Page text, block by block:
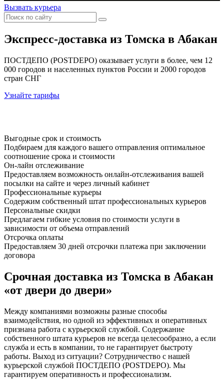
Вызвать курьера
Экспресс-доставка из Томска в Абакан
ПОСТДЕПО (POSTDEPO) оказывает услуги в более, чем 12
000 городов и населенных пунктов России и 2000 городов
стран СНГ
Узнайте тарифы
Выгодные срок и стоимость
Подбираем для каждого вашего отправления оптимальное
соотношение срока и стоимости
Он-лайн отслеживание
Предоставляем возможность онлайн-отслеживания вашей
посылки на сайте и через личный кабинет
Профессиональные курьеры
Содержим собственный штат профессиональных курьеров
Персональные скидки
Предлагаем гибкие условия по стоимости услуги в
зависимости от объема отправлений
Отсрочка оплаты
Предоставляем 30 дней отсрочки платежа при заключении
договора
Срочная доставка из Томска в Абакан
«от двери до двери»
Между компаниями возможны разные способы
взаимодействия, но одной из эффективных и оперативных
признана работа с курьерской службой. Содержание
собственного штата курьеров не всегда целесообразно, а если
служба и есть в компании, то не гарантирует быстроту
работы. Выход из ситуации? Сотрудничество с нашей
курьерской службой ПОСТДЕПО (POSTDEPO). Мы
гарантируем оперативность и профессионализм.